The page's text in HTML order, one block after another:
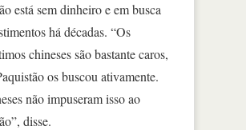
está sem dinheiro e em busca
há décadas. “Os
chineses são bastante caros,
os buscou ativamente.
não impuseram isso ao
disse.